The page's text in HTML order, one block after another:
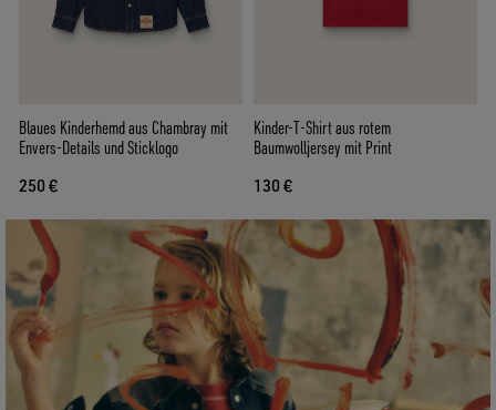
Blaues Kinderhemd aus Chambray mit
Envers-Details und Sticklogo
250 €
Kinder-T-Shirt aus rotem
Baumwolljersey mit Print
130 €